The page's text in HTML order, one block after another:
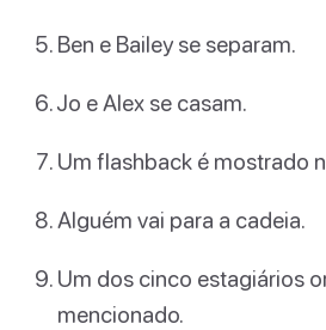
Ben e Bailey se separam.
Jo e Alex se casam.
Um flashback é mostrado
Alguém vai para a cadeia.
Um dos cinco estagiários
mencionado.